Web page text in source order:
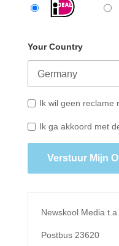
Your Country
Ik wil geen reclame
Ik ga akkoord met
Verstuur Mijn
Newskool Media
Postbus 23620